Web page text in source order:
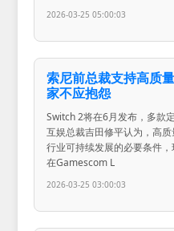
2026-03-25 05:00:03
索尼前总裁支持高质
家不应抱怨
Switch 2将在6月发布，多款
互娱总裁吉田修平认为，高
行业可持续发展的必要条件
在Gamescom L
2026-03-25 03:00:03